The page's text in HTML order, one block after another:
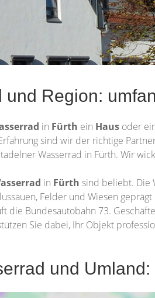
Region:
in Fürth ein Haus oder
sind wir der richtige
Wasserrad in Fürth. Wir
in Fürth sind beliebt. Die
Felder und Wiesen
Bundesautobahn 73.
Sie dabei, Ihr Objekt
und